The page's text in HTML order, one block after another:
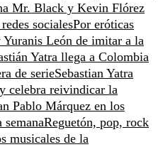
Mr. Black y Kevin Flórez
socialesPor eróticas
León de imitar a la
Yatra llega a Colombia
de serieSebastian Yatra
celebra reivindicar la
Pablo Márquez en los
semanaReguetón, pop, rock
musicales de la